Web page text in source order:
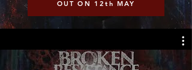
OUT ON 12th MAY